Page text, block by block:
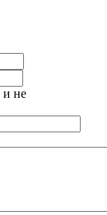
и не